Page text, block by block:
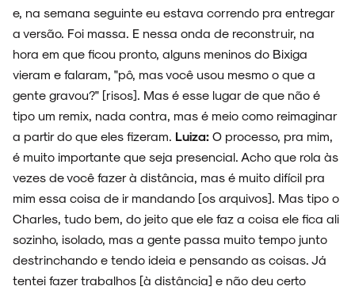
e, na semana seguinte eu estava correndo pra entregar
a versão. Foi massa. E nessa onda de reconstruir, na
hora em que ficou pronto, alguns meninos do Bixiga
vieram e falaram, "pô, mas você usou mesmo o que a
gente gravou?" [risos]. Mas é esse lugar de que não é
tipo um remix, nada contra, mas é meio como reimaginar
a partir do que eles fizeram. Luiza: O processo, pra mim,
é muito importante que seja presencial. Acho que rola às
vezes de você fazer à distância, mas é muito difícil pra
mim essa coisa de ir mandando [os arquivos]. Mas tipo o
Charles, tudo bem, do jeito que ele faz a coisa ele fica ali
sozinho, isolado, mas a gente passa muito tempo junto
destrinchando e tendo ideia e pensando as coisas. Já
tentei fazer trabalhos [à distância] e não deu certo